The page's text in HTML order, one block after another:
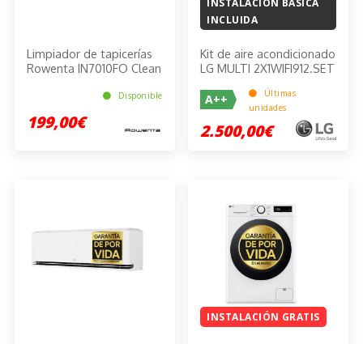
Limpiador de tapicerías
Rowenta IN7010FO Clean
Disponible
199,00€
INCLUIDA
Kit de aire acondicionado
LG MULTI 2X1WIFI912.SET
A++
Últimas
unidades
2.500,00€
INSTALACIÓN GRATIS